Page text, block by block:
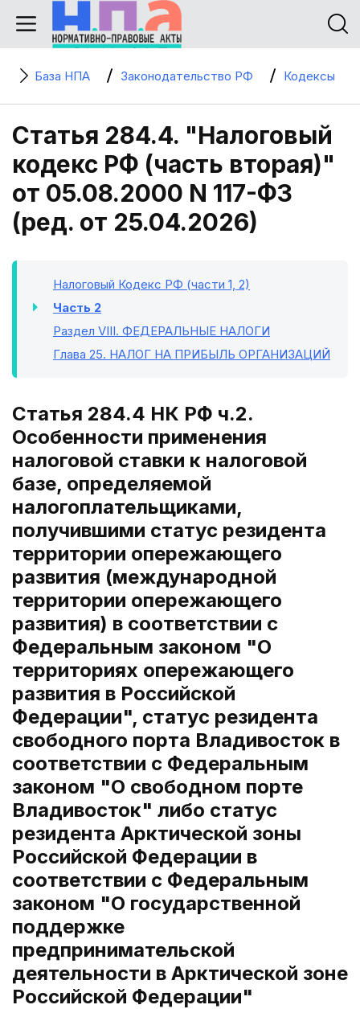
База НПА Законодательство РФ Кодексы
Статья 284.4. "Налоговый
кодекс РФ (часть вторая)"
от 05.08.2000 N 117-ФЗ
(ред. от 25.04.2026)
Налоговый Кодекс РФ (части 1, 2)
Часть 2
Раздел VIII. ФЕДЕРАЛЬНЫЕ НАЛОГИ
Глава 25. НАЛОГ НА ПРИБЫЛЬ ОРГАНИЗАЦИЙ
Статья 284.4 НК РФ ч.2.
Особенности применения
налоговой ставки к налоговой
базе, определяемой
налогоплательщиками,
получившими статус резидента
территории опережающего
развития (международной
территории опережающего
развития) в соответствии с
Федеральным законом "О
территориях опережающего
развития в Российской
Федерации", статус резидента
свободного порта Владивосток в
соответствии с Федеральным
законом "О свободном порте
Владивосток" либо статус
резидента Арктической зоны
Российской Федерации в
соответствии с Федеральным
законом "О государственной
поддержке
предпринимательской
деятельности в Арктической зоне
Российской Федерации"